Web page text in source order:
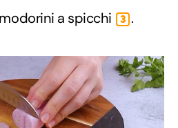
a spicchi 3 .